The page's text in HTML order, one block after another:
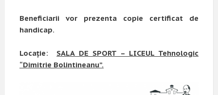
Beneficiarii vor prezenta copie certificat de
handicap.
Locație: SALA DE SPORT – LICEUL Tehnologic
“Dimitrie Bolintineanu”.